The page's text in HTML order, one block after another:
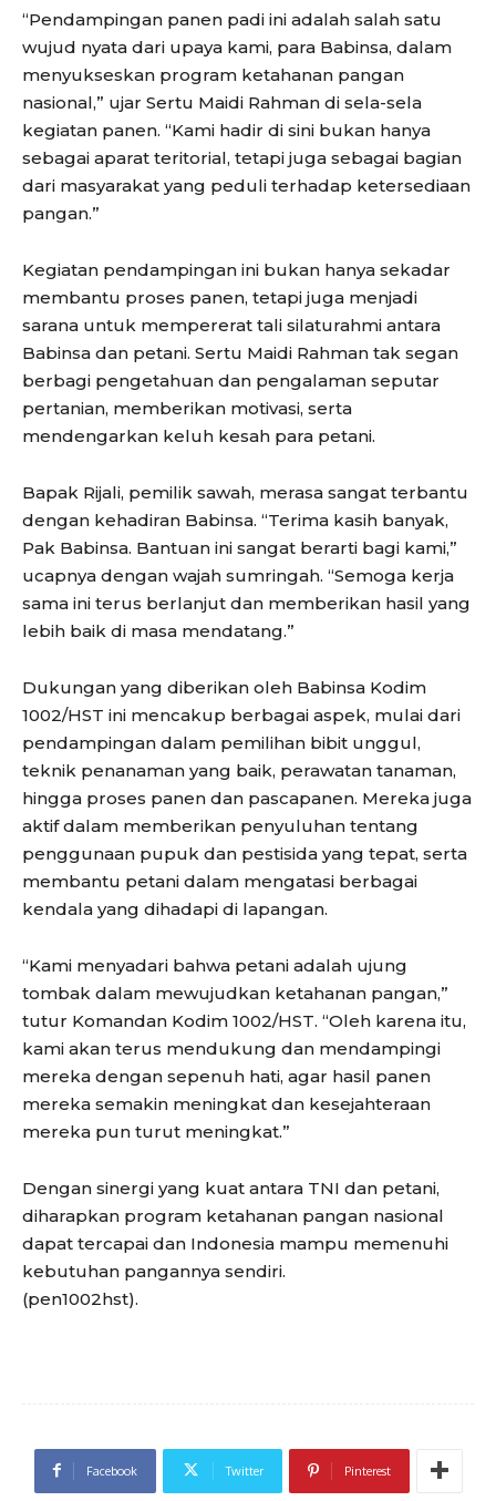
“Pendampingan panen padi ini adalah salah satu
wujud nyata dari upaya kami, para Babinsa, dalam
menyukseskan program ketahanan pangan
nasional,” ujar Sertu Maidi Rahman di sela-sela
kegiatan panen. “Kami hadir di sini bukan hanya
sebagai aparat teritorial, tetapi juga sebagai bagian
dari masyarakat yang peduli terhadap ketersediaan
pangan.”
Kegiatan pendampingan ini bukan hanya sekadar
membantu proses panen, tetapi juga menjadi
sarana untuk mempererat tali silaturahmi antara
Babinsa dan petani. Sertu Maidi Rahman tak segan
berbagi pengetahuan dan pengalaman seputar
pertanian, memberikan motivasi, serta
mendengarkan keluh kesah para petani.
Bapak Rijali, pemilik sawah, merasa sangat terbantu
dengan kehadiran Babinsa. “Terima kasih banyak,
Pak Babinsa. Bantuan ini sangat berarti bagi kami,”
ucapnya dengan wajah sumringah. “Semoga kerja
sama ini terus berlanjut dan memberikan hasil yang
lebih baik di masa mendatang.”
Dukungan yang diberikan oleh Babinsa Kodim
1002/HST ini mencakup berbagai aspek, mulai dari
pendampingan dalam pemilihan bibit unggul,
teknik penanaman yang baik, perawatan tanaman,
hingga proses panen dan pascapanen. Mereka juga
aktif dalam memberikan penyuluhan tentang
penggunaan pupuk dan pestisida yang tepat, serta
membantu petani dalam mengatasi berbagai
kendala yang dihadapi di lapangan.
“Kami menyadari bahwa petani adalah ujung
tombak dalam mewujudkan ketahanan pangan,”
tutur Komandan Kodim 1002/HST. “Oleh karena itu,
kami akan terus mendukung dan mendampingi
mereka dengan sepenuh hati, agar hasil panen
mereka semakin meningkat dan kesejahteraan
mereka pun turut meningkat.”
Dengan sinergi yang kuat antara TNI dan petani,
diharapkan program ketahanan pangan nasional
dapat tercapai dan Indonesia mampu memenuhi
kebutuhan pangannya sendiri.
(pen1002hst).
Facebook Twitter Pinterest